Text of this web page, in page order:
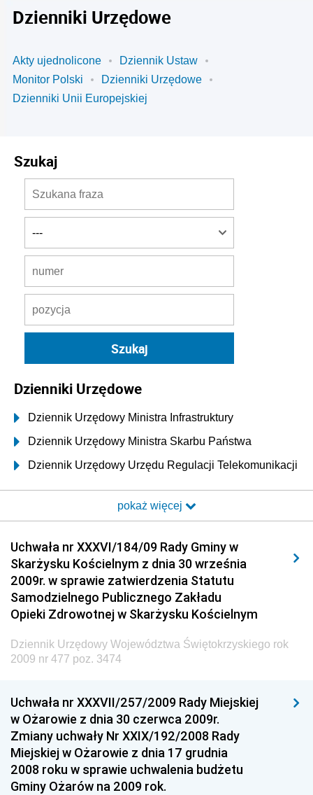
Dzienniki Urzędowe
Akty ujednolicone
Dziennik Ustaw
Monitor Polski
Dzienniki Urzędowe
Dzienniki Unii Europejskiej
Szukaj
Dzienniki Urzędowe
Dziennik Urzędowy Ministra Infrastruktury
Dziennik Urzędowy Ministra Skarbu Państwa
Dziennik Urzędowy Urzędu Regulacji Telekomunikacji
Dziennik Urzędowy Ministra Transportu i Budownictwa
Elektronicznej
Dziennik Urzędowy Ministra Spraw Wewnętrznych i
Administracji
Dziennik Urzędowy Ministra Transportu
Dziennik Urzędowy Ministra Budownictwa
Dziennik Urzędowy Ministra Nauki i Szkolnictwa
Dziennik Urzędowy Głównego Urzędu Miar
Dziennik Urzędowy Ministra Rolnictwa i Rozwoju Wsi
Dziennik Urzędowy Ministra Edukacji Narodowej i
Sportu
Dziennik Urzędowy Ministra Edukacji i Nauki
pokaż więcej
Uchwała nr XXXVI/184/09 Rady Gminy w
Skarżysku Kościelnym z dnia 30 września
2009r. w sprawie zatwierdzenia Statutu
Samodzielnego Publicznego Zakładu
Opieki Zdrowotnej w Skarżysku Kościelnym
Dziennik Urzędowy Województwa Świętokrzyskiego rok
2009 nr 477 poz. 3474
Uchwała nr XXXVII/257/2009 Rady Miejskiej
w Ożarowie z dnia 30 czerwca 2009r.
Zmiany uchwały Nr XXIX/192/2008 Rady
Miejskiej w Ożarowie z dnia 17 grudnia
2008 roku w sprawie uchwalenia budżetu
Gminy Ożarów na 2009 rok.